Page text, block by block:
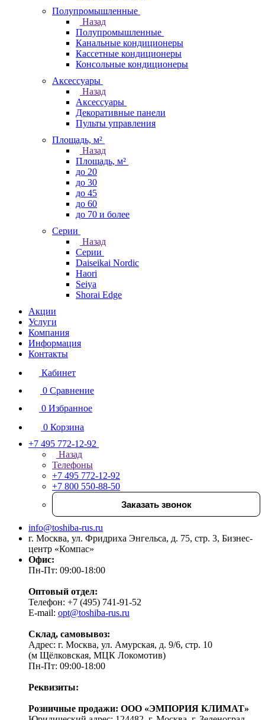
Полупромышленные
Назад
Полупромышленные
Канальные кондиционеры
Кассетные кондиционеры
Консольные кондиционеры
Аксессуары
Назад
Аксессуары
Декоративные панели
Пульты управления
Площадь, м²
Назад
Площадь, м²
до 20
до 30
до 45
до 60
до 70 и более
Серии
Назад
Серии
Daiseikai Nordic
Haori
Seiya
Shorai Edge
Акции
Услуги
Компания
Информация
Контакты
Кабинет
0 Сравнение
0 Избранное
0 Корзина
+7 495 772-12-92
Назад
Телефоны
+7 495 772-12-92
+7 800 550-88-50
Заказать звонок
info@toshiba-rus.ru
г. Москва, ул. Фридриха Энгельса, д. 75, стр. 3, Бизнес-
центр «Компас»
Офис:
Пн-Пт: 09:00-18:00
Оптовый отдел:
Телефон: +7 (495) 741-91-52
E-mail: opt@toshiba-rus.ru
Склад, самовывоз:
Адрес: г. Москва, ул. Амурская, д. 9/6, стр. 10
(м Щёлковская, МЦК Локомотив)
Пн-Пт: 09:00-18:00
Реквизиты:
Розничные продажи: ООО «ЭМПОРИЯ КЛИМАТ»